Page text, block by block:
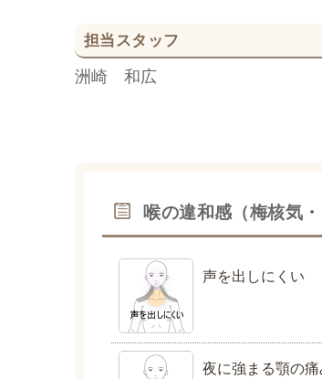
担当スタッフ
洲崎 和広
喉の違和感（梅核気
声を出しにくい
夜に強まる顎の